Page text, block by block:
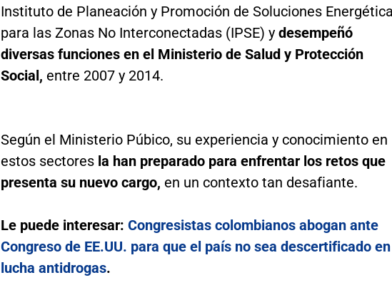
Instituto de Planeación y Promoción de Soluciones
para las Zonas No Interconectadas (IPSE) ydesempeñó
diversas funciones en el Ministerio de Salud y Protección
Social, entre 2007 y 2014.
Según el Ministerio Púbico, su experiencia y conocimiento en
estos sectores la han preparado para enfrentar los retos que
presenta su nuevo cargo, en un contexto tan desafiante.
Le puede interesar: Congresistas colombianos abogan ante
Congreso de EE.UU. para que el país no sea descertificado en
lucha antidrogas.